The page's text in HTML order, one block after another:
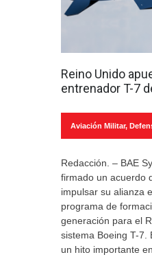
Reino Unido
entrenador T-7
Aviación Militar,
Redacción. – BAE
firmado un acuerdo
impulsar su alianza
programa de
generación para el
sistema Boeing T-7.
un hito importante